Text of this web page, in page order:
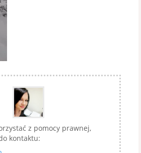
z pomocy prawnej,
kontaktu: